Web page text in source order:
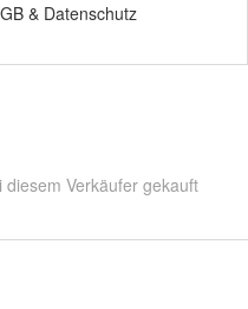
& Datenschutz
Verkäufer gekauft